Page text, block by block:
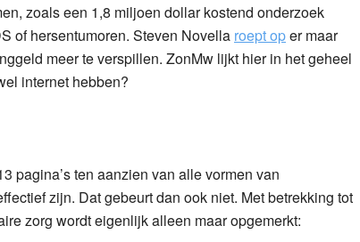
zoals een 1,8 miljoen dollar kostend onderzoek
of hersentumoren. Steven Novella roept oper maar
meer te verspillen. ZonMw lijkt hier in het geheel
internet hebben?
pagina’s ten aanzien van alle vormen van
zijn. Dat gebeurt dan ook niet. Met betrekking tot
zorg wordt eigenlijk alleen maar opgemerkt: